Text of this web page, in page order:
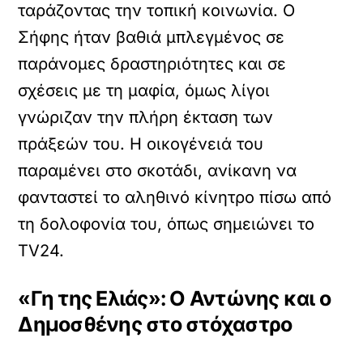
ταράζοντας την τοπική κοινωνία. Ο
Σήφης ήταν βαθιά μπλεγμένος σε
παράνομες δραστηριότητες και σε
σχέσεις με τη μαφία, όμως λίγοι
γνώριζαν την πλήρη έκταση των
πράξεών του. Η οικογένειά του
παραμένει στο σκοτάδι, ανίκανη να
φανταστεί το αληθινό κίνητρο πίσω από
τη δολοφονία του, όπως σημειώνει το
TV24.
«Γη της Ελιάς»: Ο Αντώνης και ο
Δημοσθένης στο στόχαστρο